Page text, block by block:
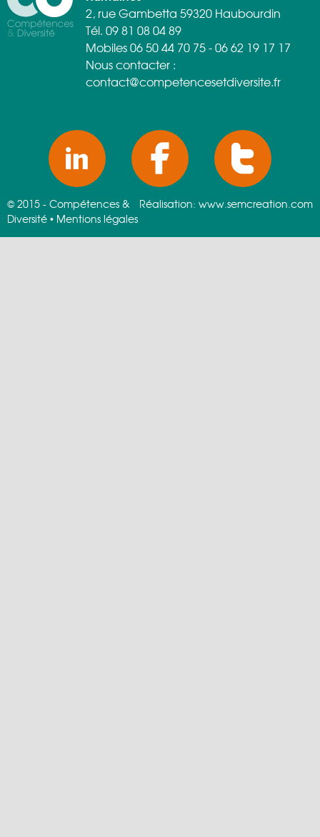
2, rue Gambetta 59320 Haubourdin
Tél. 09 81 08 04 89
Mobiles 06 50 44 70 75 - 06 62 19 17 17
Nous contacter :
contact@competencesetdiversite.fr
Réalisation: www.semcreation.com
© 2015 - Compétences &
Diversité • Mentions légales